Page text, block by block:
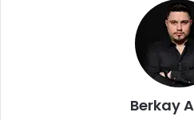
Berkay